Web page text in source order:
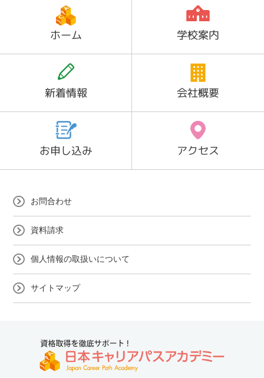
ホーム 学校案内
新着情報 会社概要
お申し込み アクセス
お問合わせ
資料請求
個人情報の取扱いについて
サイトマップ